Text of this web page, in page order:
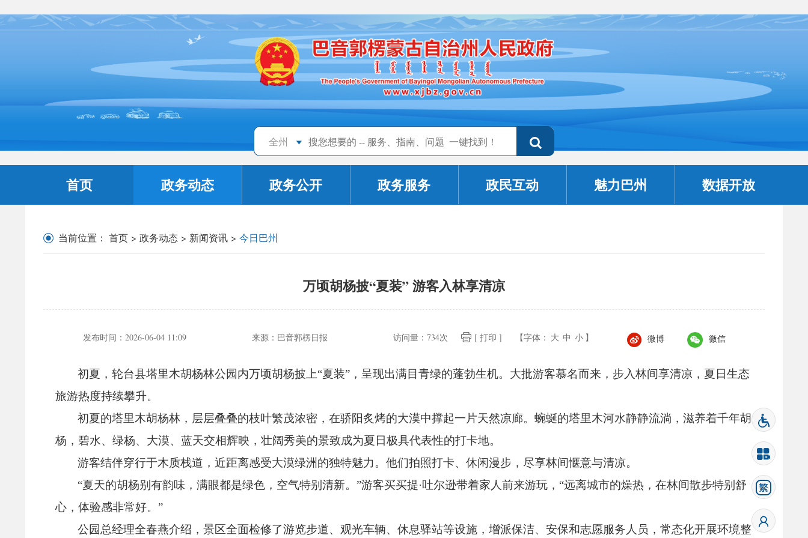
全州
首页 政务动态 政务公开 政务服务 政民互动 魅力巴州 数据开放
当前位置： 首页 > 政务动态 > 新闻资讯 > 今日巴州
万顷胡杨披“夏装” 游客入林享清凉
发布时间： 2026-06-04 11:09 来源： 巴音郭楞日报 访问量： 734次 [ 打印 ] 【字体： 大 中 小 】 微博 微信
初夏，轮台县塔里木胡杨林公园内万顷胡杨披上“夏装”， 呈现出满目青绿的蓬勃生机。 大批游客慕名而来， 步入林间享清凉， 夏日生态
旅游热度持续攀升。
初夏的塔里木胡杨林， 层层叠叠的枝叶繁茂浓密，在骄阳炙烤的大漠中撑起一片天然凉廊。蜿蜒的塔里木河水静静流淌，滋养着千年胡
杨， 碧水、 绿杨、 大漠、 蓝天交相辉映， 壮阔秀美的景致成为夏日极具代表性的打卡地。
游客结伴穿行于木质栈道，近距离感受大漠绿洲的独特魅力。他们拍照打卡、休闲漫步， 尽享林间惬意与清凉。
“夏天的胡杨别有韵味，满眼都是绿色， 空气特别清新。”游客买买提·吐尔逊带着家人前来游玩， “远离城市的燥热，在林间散步特别舒
心， 体验感非常好。 ”
公园总经理全春燕介绍，景区全面检修了游览步道、 观光车辆、休息驿站等设施，增派保洁、安保和志愿服务人员，常态化开展环境整